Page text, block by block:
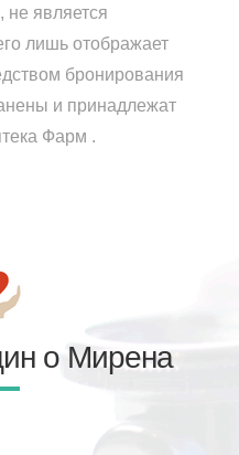
не является
лишь отображает
бронирования
и принадлежат
Фарм .
о Мирена